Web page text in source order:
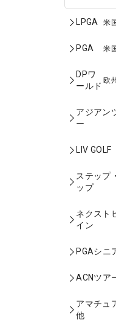
LPGA 米
PGA 米
DPワ
ールド
欧
アジアン
ー
LIV GOLF
ステップ
ップ
ネクスト
イン
PGAシニ
ACNツア
アマチュ
他